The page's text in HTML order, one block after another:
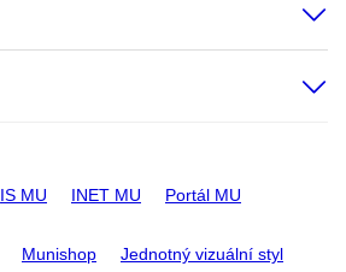
IS MU INET MU Portál MU
Munishop Jednotný vizuální styl